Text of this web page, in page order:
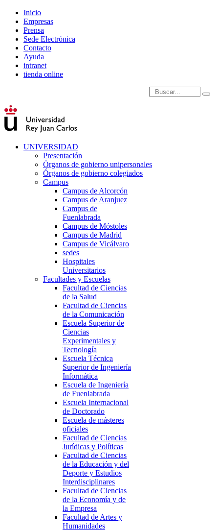
Inicio
Empresas
Prensa
Sede Electrónica
Contacto
Ayuda
intranet
tienda online
Introduce términos de
UNIVERSIDAD
Presentación
Órganos de gobierno unipersonales
Órganos de gobierno colegiados
Campus
Campus de Alcorcón
Campus de Aranjuez
Campus de
Fuenlabrada
Campus de Móstoles
Campus de Madrid
Campus de Vicálvaro
sedes
Hospitales
Universitarios
Facultades y Escuelas
Facultad de Ciencias
de la Salud
Facultad de Ciencias
de la Comunicación
Escuela Superior de
Ciencias
Experimentales y
Tecnología
Escuela Técnica
Superior de Ingeniería
Informática
Escuela de Ingeniería
de Fuenlabrada
Escuela Internacional
de Doctorado
Escuela de másteres
oficiales
Facultad de Ciencias
Jurídicas y Políticas
Facultad de Ciencias
de la Educación y del
Deporte y Estudios
Interdisciplinares
Facultad de Ciencias
de la Economía y de
la Empresa
Facultad de Artes y
Humanidades